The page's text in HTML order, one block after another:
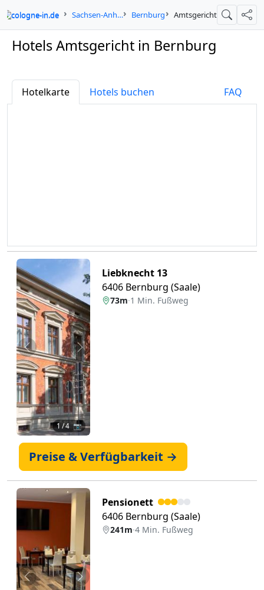
cologne-in.de Sachsen-Anhalt Bernburg Amtsgericht Suche
Hotels Amtsgericht in Bernburg
Hotelkarte Hotels buchen FAQ
Zurück Weiter
1 / 4 📷
Liebknecht 13
6406 Bernburg (Saale)
73m·1 Min. Fußweg
Preise & Verfügbarkeit →
Zurück Weiter
Pensionett
6406 Bernburg (Saale)
241m·4 Min. Fußweg